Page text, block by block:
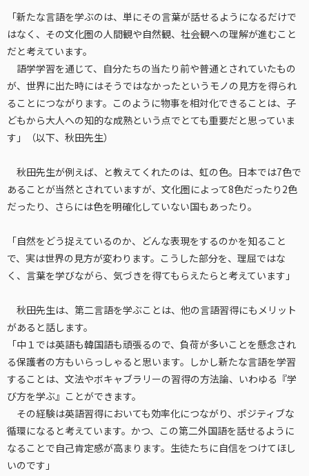
「新たな言語を学ぶのは、単にその言葉が話せるようになるだけで
はなく、その文化圏の人間観や自然観、社会観への理解が進むこと
だと考えています。
語学学習を通じて、自分たちの当たり前や普通とされていたもの
が、世界に出た時にはそうではなかったというモノの見方を得られ
ることにつながります。このように物事を相対化できることは、子
どもから大人への知的な成熟という点でとても重要だと思っていま
す」（以下、秋田先生）
秋田先生が例えば、と教えてくれたのは、虹の色。日本では7色で
あることが当然とされていますが、文化圏によって8色だったり2色
だったり、さらには色を明確化していない国もあったり。
「自然をどう捉えているのか、どんな表現をするのかを知ること
で、実は世界の見方が変わります。こうした部分を、理屈ではな
く、言葉を学びながら、気づきを得てもらえたらと考えています」
秋田先生は、第二言語を学ぶことは、他の言語習得にもメリット
があると話します。
「中１では英語も韓国語も頑張るので、負荷が多いことを懸念され
る保護者の方もいらっしゃると思います。しかし新たな言語を学習
することは、文法やボキャブラリーの習得の方法論、いわゆる『学
び方を学ぶ』ことができます。
その経験は英語習得においても効率化につながり、ポジティブな
循環になると考えています。かつ、この第二外国語を話せるように
なることで自己肯定感が高まります。生徒たちに自信をつけてほし
いのです」